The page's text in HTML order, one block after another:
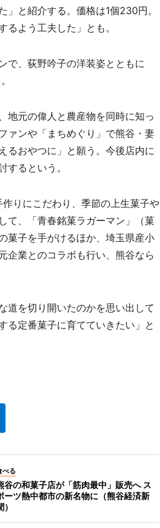
と紹介する。価格は1個230円。
るよう工夫した」とも。
で、荻野吟子の洋装姿とともに
地元の偉人と農産物を同時に知っ
ァンや「まちめぐり」で熊谷・妻
るおやつに」と願う。今後店内に
るという。
りにこだわり、季節の上生菓子や
て、「青春銘菓ラガーマン」（菓
菓子を手がけるほか、埼玉県産小
企業とのコラボも行い、熊谷なら
道を切り開いたのかを思い出して
る定番菓子に育てていきたい」と
べる
谷の和菓子店が「筋肉最中」販売へ ス
ーツ熱中都市の新名物に（熊谷経済新
）